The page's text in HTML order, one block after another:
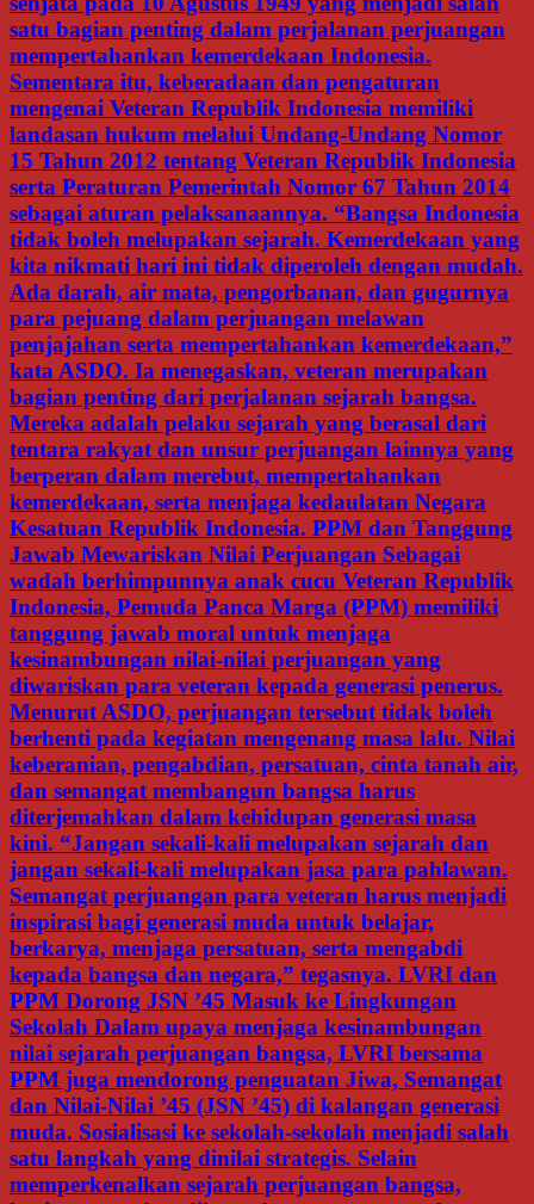
satu bagian penting dalam perjalanan perjuangan
mempertahankan kemerdekaan Indonesia.
Sementara itu, keberadaan dan pengaturan
mengenai Veteran Republik Indonesia memiliki
landasan hukum melalui Undang-Undang Nomor
15 Tahun 2012 tentang Veteran Republik Indonesia
serta Peraturan Pemerintah Nomor 67 Tahun 2014
sebagai aturan pelaksanaannya. “Bangsa Indonesia
tidak boleh melupakan sejarah. Kemerdekaan yang
kita nikmati hari ini tidak diperoleh dengan mudah.
Ada darah, air mata, pengorbanan, dan gugurnya
para pejuang dalam perjuangan melawan
penjajahan serta mempertahankan kemerdekaan,”
kata ASDO. Ia menegaskan, veteran merupakan
bagian penting dari perjalanan sejarah bangsa.
Mereka adalah pelaku sejarah yang berasal dari
tentara rakyat dan unsur perjuangan lainnya yang
berperan dalam merebut, mempertahankan
kemerdekaan, serta menjaga kedaulatan Negara
Kesatuan Republik Indonesia. PPM dan Tanggung
Jawab Mewariskan Nilai Perjuangan Sebagai
wadah berhimpunnya anak cucu Veteran Republik
Indonesia, Pemuda Panca Marga (PPM) memiliki
tanggung jawab moral untuk menjaga
kesinambungan nilai-nilai perjuangan yang
diwariskan para veteran kepada generasi penerus.
Menurut ASDO, perjuangan tersebut tidak boleh
berhenti pada kegiatan mengenang masa lalu. Nilai
keberanian, pengabdian, persatuan, cinta tanah air,
dan semangat membangun bangsa harus
diterjemahkan dalam kehidupan generasi masa
kini. “Jangan sekali-kali melupakan sejarah dan
jangan sekali-kali melupakan jasa para pahlawan.
Semangat perjuangan para veteran harus menjadi
inspirasi bagi generasi muda untuk belajar,
berkarya, menjaga persatuan, serta mengabdi
kepada bangsa dan negara,” tegasnya. LVRI dan
PPM Dorong JSN ’45 Masuk ke Lingkungan
Sekolah Dalam upaya menjaga kesinambungan
nilai sejarah perjuangan bangsa, LVRI bersama
PPM juga mendorong penguatan Jiwa, Semangat
dan Nilai-Nilai ’45 (JSN ’45) di kalangan generasi
muda. Sosialisasi ke sekolah-sekolah menjadi salah
satu langkah yang dinilai strategis. Selain
memperkenalkan sejarah perjuangan bangsa,